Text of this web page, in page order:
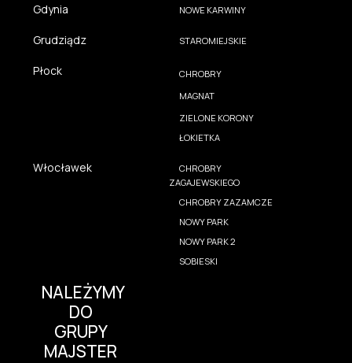
Gdynia NOWE KARWINY
Grudziądz STAROMIEJSKIE
Płock
CHROBRY
MAGNAT
ZIELONE KORONY
ŁOKIETKA
Włocławek
CHROBRY
ZAGAJEWSKIEGO
CHROBRY ZAZAMCZE
NOWY PARK
NOWY PARK 2
SOBIESKI
NALEŻYMY
DO
GRUPY
MAJSTER